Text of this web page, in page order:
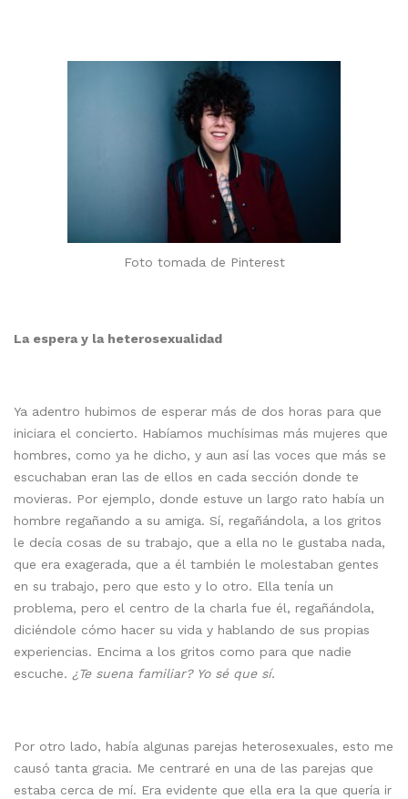
Foto tomada de Pinterest
La espera y la heterosexualidad
Ya adentro hubimos de esperar más de dos horas para que
iniciara el concierto. Habíamos muchísimas más mujeres que
hombres, como ya he dicho, y aun así las voces que más se
escuchaban eran las de ellos en cada sección donde te
movieras. Por ejemplo, donde estuve un largo rato había un
hombre regañando a su amiga. Sí, regañándola, a los gritos
le decía cosas de su trabajo, que a ella no le gustaba nada,
que era exagerada, que a él también le molestaban gentes
en su trabajo, pero que esto y lo otro. Ella tenía un
problema, pero el centro de la charla fue él, regañándola,
diciéndole cómo hacer su vida y hablando de sus propias
experiencias. Encima a los gritos como para que nadie
escuche. ¿Te suena familiar? Yo sé que sí.
Por otro lado, había algunas parejas heterosexuales, esto me
causó tanta gracia. Me centraré en una de las parejas que
estaba cerca de mí. Era evidente que ella era la que quería ir